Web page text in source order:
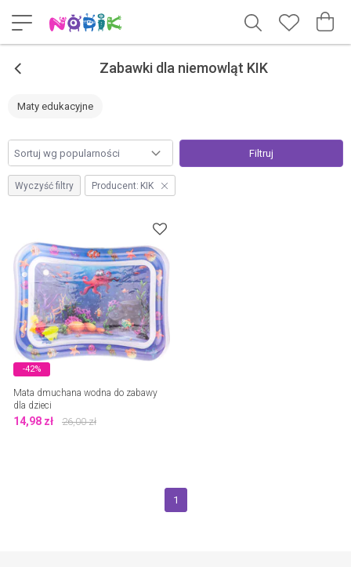
< Zabawki dla niemowląt KIK
Maty edukacyjne
Filtruj
Wyczyść filtry Producent: KIK
-42%
Mata dmuchana wodna do zabawy
dla dzieci
14,98 zł 26,00zł
1